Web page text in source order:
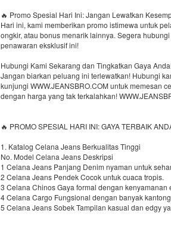
🔥 Promo Spesial Hari Ini: Jangan Lewatkan
Hari ini, kami memberikan promo istimewa untuk
ongkir, atau bonus menarik lainnya. Segera
penawaran eksklusif ini!
Hubungi Kami Sekarang dan Tingkatkan Gaya
Jangan biarkan peluang ini terlewatkan! Hubungi
kunjungi WWW.JEANSBRO.COM untuk memesan
dengan harga yang tak terkalahkan!
🔥 PROMO SPESIAL HARI INI: GAYA TERBAIK
1. Katalog Celana Jeans Berkualitas Tinggi
No. Model Celana Jeans Deskripsi
1 Celana Jeans Panjang Denim nyaman untuk
2 Celana Jeans Pendek Cocok untuk cuaca tropis.
3 Celana Chinos Gaya formal dengan kenyamanan
4 Celana Cargo Fungsional dengan banyak
5 Celana Jeans Sobek Tampilan kasual dan edgy